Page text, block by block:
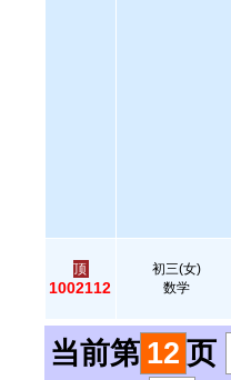
顶
1002112
初三(女)
数学
当前第 12 页